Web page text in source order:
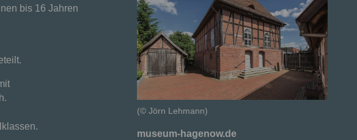
bis 16 Jahren
(© Jörn Lehmann)
museum-hagenow.de